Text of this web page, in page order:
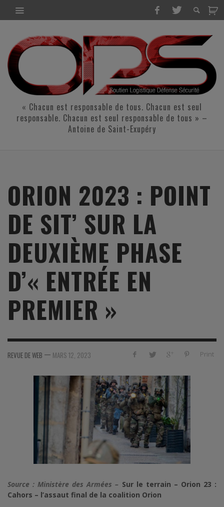
« Chacun est responsable de tous. Chacun est seul
responsable. Chacun est seul responsable de tous » –
Antoine de Saint-Exupéry
ORION 2023 : POINT
DE SIT’ SUR LA
DEUXIÈME PHASE
D’« ENTRÉE EN
PREMIER »
Print
REVUE DE WEB — MARS 12, 2023
Source : Ministère des Armées – Sur le terrain – Orion 23 :
Cahors – l’assaut final de la coalition Orion